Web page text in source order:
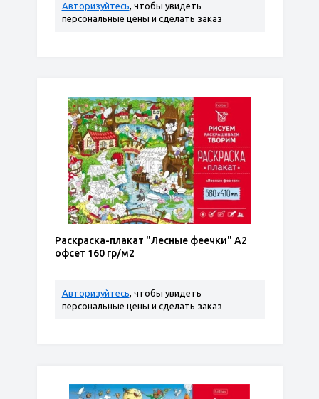
Авторизуйтесь, чтобы увидеть
персональные цены и сделать заказ
Раскраска-плакат "Лесные феечки" А2
офсет 160 гр/м2
Авторизуйтесь, чтобы увидеть
персональные цены и сделать заказ